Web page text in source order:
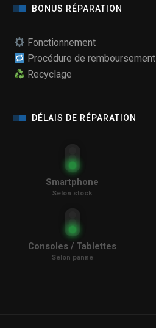
BONUS RÉPARATION
Fonctionnement
Procédure de remboursement
Recyclage
DÉLAIS DE RÉPARATION
Smartphone
Selon stock
Consoles / Tablettes
Selon panne